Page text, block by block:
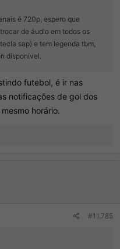
é 720p, espero que
de áudio em todos os
sap) e tem legenda tbm,
disponível.
futebol, é ir nas
notificações de gol dos
horário.
#11.785